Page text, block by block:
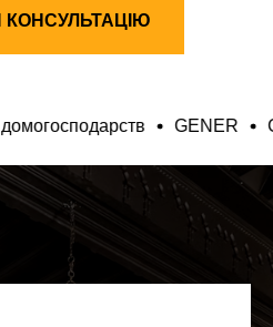
домогосподарств